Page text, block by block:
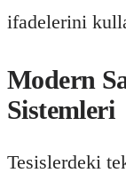
ifadelerini
Modern
Sistemleri
Tesislerdeki